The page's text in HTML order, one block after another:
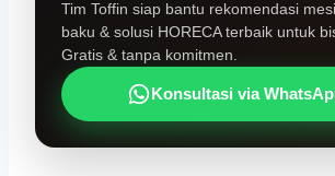
Tim Toffin siap bantu rekomendasi
baku & solusi HORECA terbaik untuk
Gratis & tanpa komitmen.
Konsultasi via